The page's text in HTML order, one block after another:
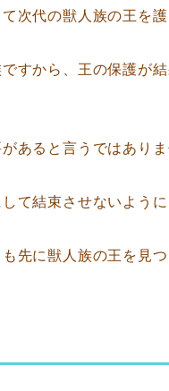
次代の獣人族の王を護
すから、王の保護が
あると言うではありま
て結束させないように
先に獣人族の王を見